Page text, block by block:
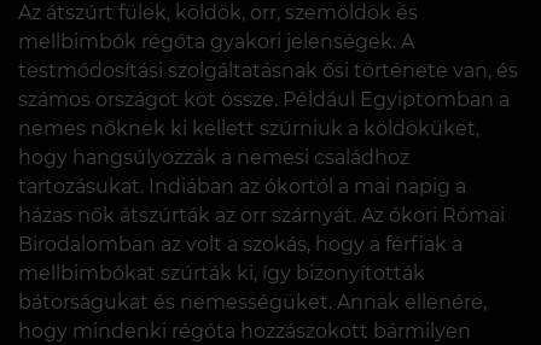
Az átszúrt fülek, köldök, orr, szemöldök és
mellbimbók régóta gyakori jelenségek. A
testmódosítási szolgáltatásnak ősi története van, és
számos országot köt össze. Például Egyiptomban a
nemes nőknek ki kellett szúrniuk a köldöküket,
hogy hangsúlyozzák a nemesi családhoz
tartozásukat. Indiában az ókortól a mai napig a
házas nők átszúrták az orr szárnyát. Az ókori Római
Birodalomban az volt a szokás, hogy a férfiak a
mellbimbókat szúrták ki, így bizonyították
bátorságukat és nemességüket. Annak ellenére,
hogy mindenki régóta hozzászokott bármilyen